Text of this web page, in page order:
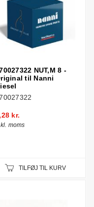
NUT,M 8 -
til Nanni
kr.
moms
TILFØJ TIL KURV